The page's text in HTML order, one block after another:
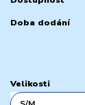
Doba dodání
Velikosti